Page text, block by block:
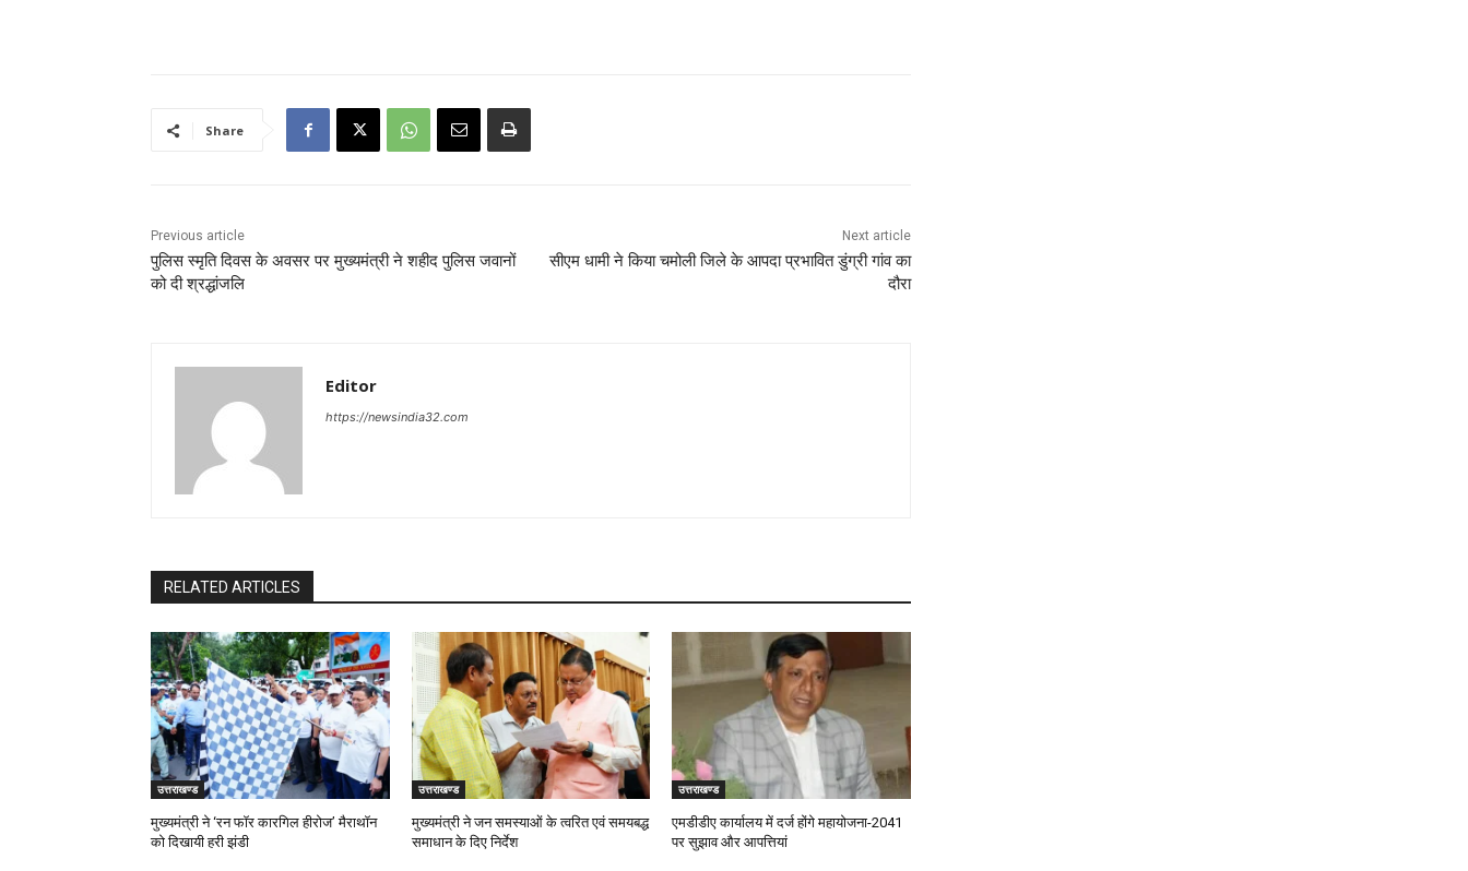
Share
Previous article
पुलिस स्मृति दिवस के अवसर पर मुख्यमंत्री ने शहीद पुलिस जवानों
को दी श्रद्धांजलि
Next article
सीएम धामी ने किया चमोली जिले के आपदा प्रभावित डुंग्री गांव का
दौरा
Editor
https://newsindia32.com
RELATED ARTICLES
उत्तराखण्ड
मुख्यमंत्री ने ‘रन फॉर कारगिल हीरोज’ मैराथॉन
को दिखायी हरी झंडी
उत्तराखण्ड
मुख्यमंत्री ने जन समस्याओं के त्वरित एवं समयबद्ध
समाधान के दिए निर्देश
उत्तराखण्ड
एमडीडीए कार्यालय में दर्ज होंगे महायोजना-2041
पर सुझाव और आपत्तियां